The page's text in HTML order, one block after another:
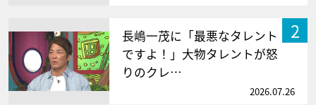
2
長嶋一茂に「最悪なタレント
ですよ！」大物タレントが怒
りのクレ…
2026.07.26